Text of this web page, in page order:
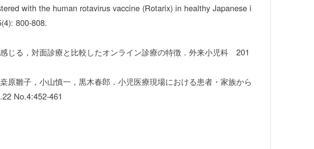
with the human rotavirus vaccine (Rotarix) in healthy Japanese i
800-808.
じる，対面診療と比較したオンライン診療の特徴．外来小児科 201
雛子，小山慎一，黒木春郎．小児医療現場における患者・家族から
No.4:452-461